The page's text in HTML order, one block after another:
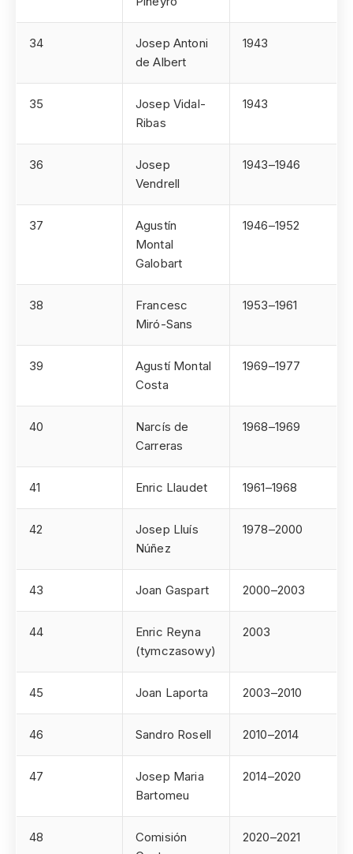
34
Josep Antoni
de Albert
1943
35
Josep Vidal-
Ribas
1943
36
Josep
Vendrell
1943–1946
37
Agustín
Montal
Galobart
1946–1952
38
Francesc
Miró-Sans
1953–1961
39
Agustí Montal
Costa
1969–1977
40
Narcís de
Carreras
1968–1969
41 Enric Llaudet 1961–1968
42
Josep Lluís
Núñez
1978–2000
43 Joan Gaspart 2000–2003
44
Enric Reyna
(tymczasowy)
2003
45 Joan Laporta 2003–2010
46 Sandro Rosell 2010–2014
47
Josep Maria
Bartomeu
2014–2020
48
Comisión
2020–2021